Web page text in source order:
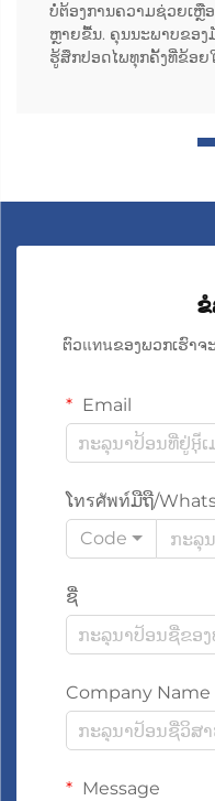
ບໍ່ຕ້ອງການຄວາມຊ່ວຍເຫຼື
ຫຼາຍຂື້ນ. ຄຸນນະພາບຂອງ
ຮູ້ສຶກປອດໄພທຸກຄັ້ງທີ່ຂ້ອຍ
ຕົວแทนຂອງພວກເຮົາຈ
Email
ໂทรศัพท์ມືຖື/
Code
ຊື່
Company Name
Message